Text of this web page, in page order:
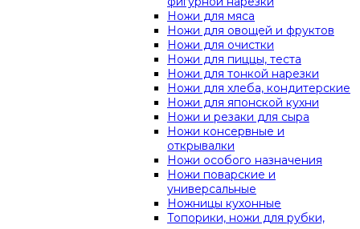
Ножи для мяса
Ножи для овощей и фруктов
Ножи для очистки
Ножи для пиццы, теста
Ножи для тонкой нарезки
Ножи для хлеба, кондитерские
Ножи для японской кухни
Ножи и резаки для сыра
Ножи консервные и
открывалки
Ножи особого назначения
Ножи поварские и
универсальные
Ножницы кухонные
Топорики, ножи для рубки,